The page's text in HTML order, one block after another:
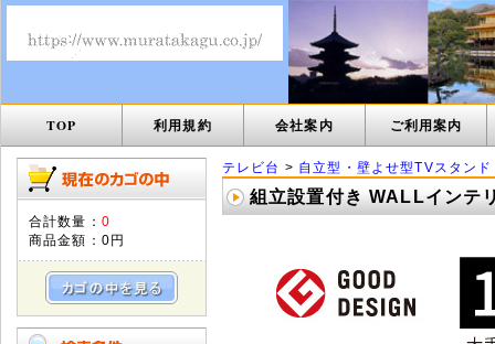
TOP 利用規約 会社案内 ご利用案内
合計数量： 0
商品金額： 0円
テレビ台 > 自立型・壁よせ型TVスタンド
組立設置付き WALLインテ